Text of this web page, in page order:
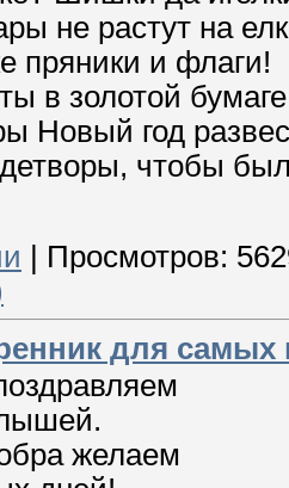
не растут на
пряники и флаги!
в золотой
Новый год
чтобы
Просмотров:
для самых
желаем